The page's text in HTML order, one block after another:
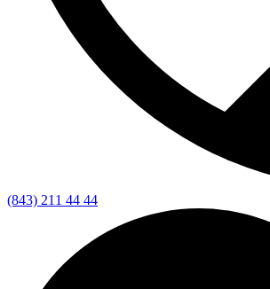
(843) 211 44 44